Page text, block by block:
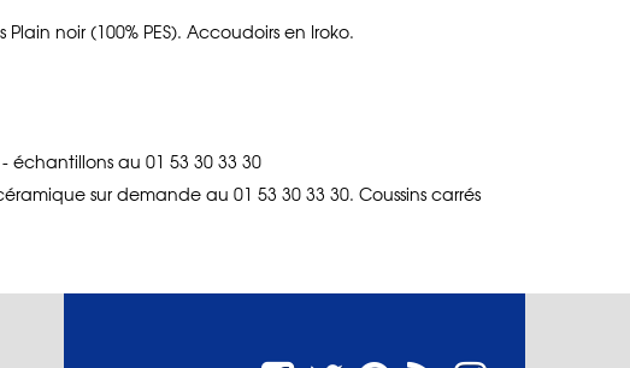
noir (100% PES). Accoudoirs en Iroko.
échantillons au 01 53 30 33 30
sur demande au 01 53 30 33 30. Coussins carrés